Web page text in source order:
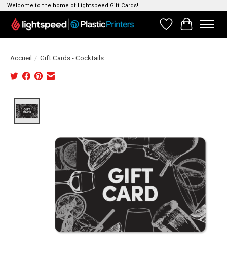
Welcome to the home of Lightspeed Gift Cards!
Liste de souhaits
Panier
Accueil / Gift Cards - Cocktails